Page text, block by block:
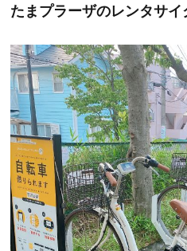
たまプラーザのレンタサイ